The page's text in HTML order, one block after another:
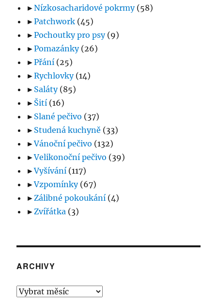
►Nízkosacharidové pokrmy(58)
►Patchwork (45)
►Pochoutky pro psy(9)
►Pomazánky(26)
►Přání (25)
►Rychlovky(14)
► Saláty(85)
► Šití (16)
► Slané pečivo (37)
► Studená kuchyně (33)
►Vánoční pečivo (132)
►Velikonoční pečivo (39)
►Vyšívání (117)
►Vzpomínky(67)
►Zálibné pokoukání (4)
►Zvířátka (3)
ARCHIVY
Archivy